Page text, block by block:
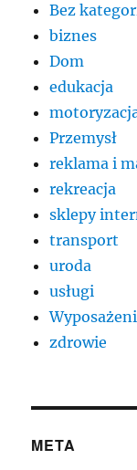
Bez
biznes
Dom
edukacja
Przemysł
reklama i
rekreacja
sklepy
transport
uroda
usługi
zdrowie
META